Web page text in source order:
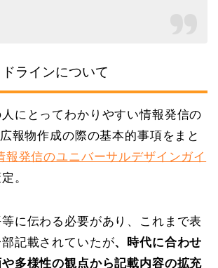
ドラインについて
にとってわかりやすい情報発信の
報物作成の際の基本的事項をまと
報発信のユニバーサルデザインガイ
。
に伝わる必要があり、これまで表
記載されていたが、時代に合わせ
多様性の観点から記載内容の拡充